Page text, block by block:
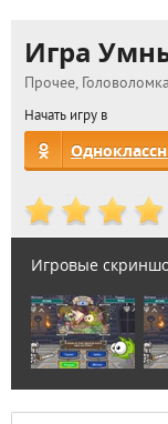
Игра
Прочее,
Начать игру в
Игровые